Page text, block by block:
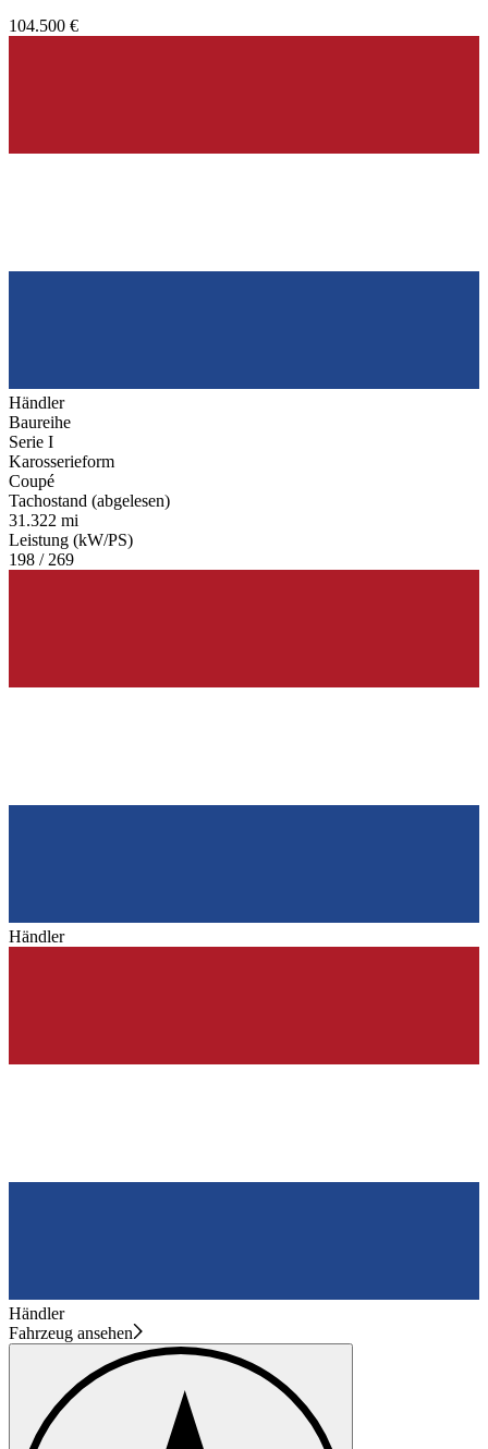
104.500 €
Händler
Baureihe
Serie I
Karosserieform
Coupé
Tachostand (abgelesen)
31.322 mi
Leistung (kW/PS)
198 / 269
Händler
Händler
Fahrzeug ansehen